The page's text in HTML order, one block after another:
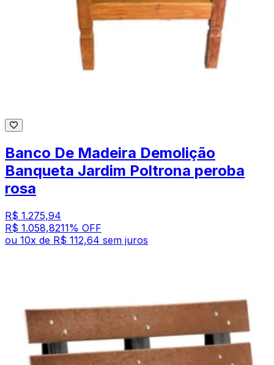
Banco De Madeira Demolição
Banqueta Jardim Poltrona peroba
rosa
R$ 1.275,94
R$ 1.058,8211% OFF
ou 10x de R$ 112,64 sem juros